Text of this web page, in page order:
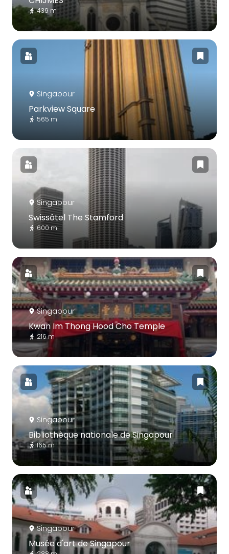
439 m
Singapour
Parkview Square
565 m
Singapour
Swissôtel The Stamford
600 m
Singapour
Kwan Im Thong Hood Cho Temple
216 m
Singapour
Bibliothèque nationale de Singapour
165 m
Singapour
Musée d'art de Singapour